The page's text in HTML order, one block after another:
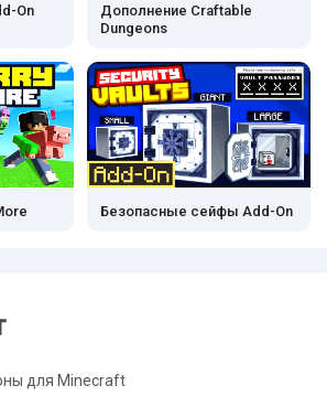
On
Дополнение Craftable
Dungeons
Безопасные сейфы Add-On
для Minecraft